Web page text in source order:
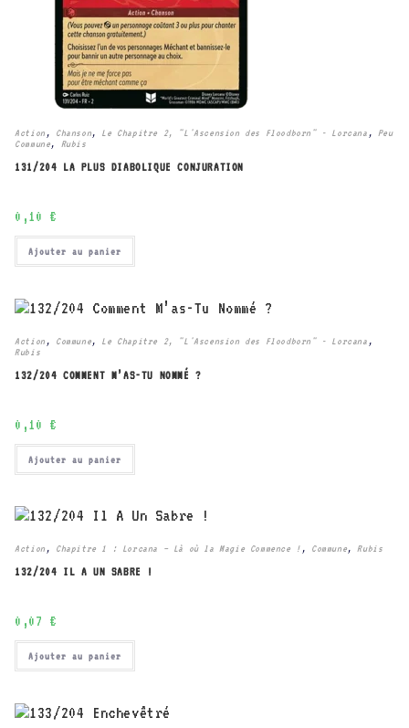
Action , Chanson, Le Chapitre 2, "L'Ascension des Floodborn" - Lorcana , Peu
Commune, Rubis
131/204 LA PLUS DIABOLIQUE CONJURATION
0,10 €
Ajouter au panier
Action , Commune, Le Chapitre 2, "L'Ascension des Floodborn" - Lorcana ,
Rubis
132/204 COMMENT M’AS-TU NOMMÉ ?
0,10 €
Ajouter au panier
Action , Chapitre 1 : Lorcana – Là où la Magie Commence ! , Commune, Rubis
132/204 IL A UN SABRE !
0,07 €
Ajouter au panier